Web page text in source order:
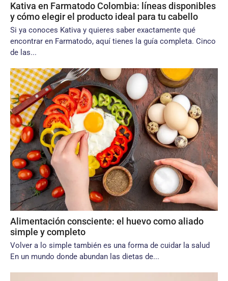
Kativa en Farmatodo Colombia: líneas disponibles
y cómo elegir el producto ideal para tu cabello
Si ya conoces Kativa y quieres saber exactamente qué
encontrar en Farmatodo, aquí tienes la guía completa. Cinco
de las...
Alimentación consciente: el huevo como aliado
simple y completo
Volver a lo simple también es una forma de cuidar la salud
En un mundo donde abundan las dietas de...